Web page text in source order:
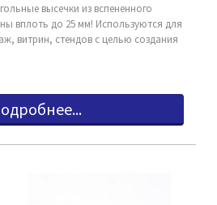
высечки из вспененного
вплоть до 25 мм! Используются для
витрин, стендов с целью создания